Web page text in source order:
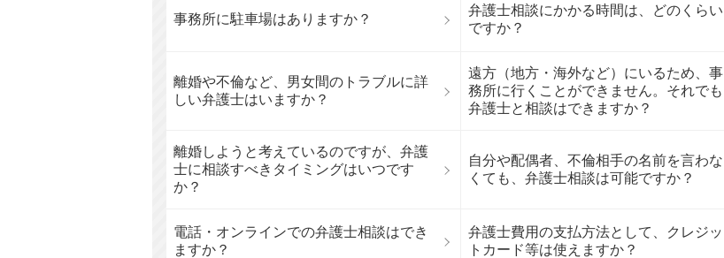
事務所に駐車場はありますか？
弁護士相談にかかる時間は、どのくらい
ですか？
離婚や不倫など、男女間のトラブルに詳
しい弁護士はいますか？
遠方（地方・海外など）にいるため、事
務所に行くことができません。それでも
弁護士と相談はできますか？
離婚しようと考えているのですが、弁護
士に相談すべきタイミングはいつです
か？
自分や配偶者、不倫相手の名前を言わな
くても、弁護士相談は可能ですか？
電話・オンラインでの弁護士相談はでき
ますか？
弁護士費用の支払方法として、クレジッ
トカード等は使えますか？